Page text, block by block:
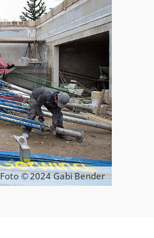
Foto © 2024 Gabi Bender